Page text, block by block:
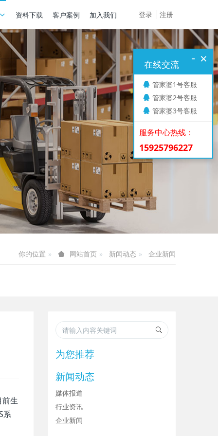
登录 注册
资料下载 客户案例 加入我们
你的位置 网站首页 新闻动态 企业新闻
生
系
为您推荐
新闻动态
媒体报道
行业资讯
企业新闻
×
-
在线交流
管家婆1号客服
管家婆2号客服
管家婆3号客服
服务中心热线：
15925796227